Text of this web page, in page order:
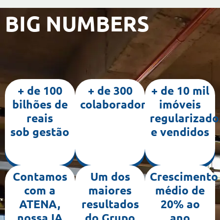
BIG NUMBERS
+ de 100
bilhões de
reais
sob gestão
+ de 300
colaboradores
+ de 10 mil
imóveis
e vendidos
Contamos
com a
ATENA,
Um dos
maiores
resultados
Crescimento
médio de
20% ao